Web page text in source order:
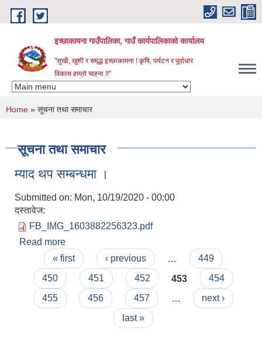
Skip to main content
इच्छाकामना गाउँपालिका, गाउँ कार्यपालिकाको कार्यालय
"सुखी, खुशी र समृद्ध इच्छाकामना ! कृषि, पर्यटन र पूर्वाधार
विकास हाम्रो चाहना !!"
You are here
Home » सूचना तथा समाचार
सूचना तथा समाचार
म्याद थप सम्बन्धमा ।
Submitted on: Mon, 10/19/2020 - 00:00
दस्तावेज:
FB_IMG_1603882256323.pdf
Read more
Pages« first ‹ previous
449
450
451 452 453
454
455
456 457
next ›
last »